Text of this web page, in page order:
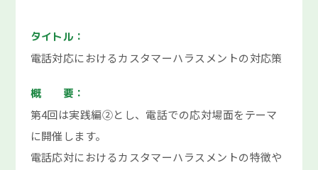
都庁総合トップページ English
タイトル：
電話対応におけるカスタマーハラスメントの対応策
概 要：
第4回は実践編②とし、電話での応対場面をテーマ
に開催します。
電話応対におけるカスタマーハラスメントの特徴や